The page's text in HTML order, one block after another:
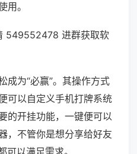
用。
549552478 进群获取软
成为“必赢”。其操作方式
可以自定义手机打牌系统
的开挂功能，一键便可以
，不管你是想分享给好友
可以满足需求。